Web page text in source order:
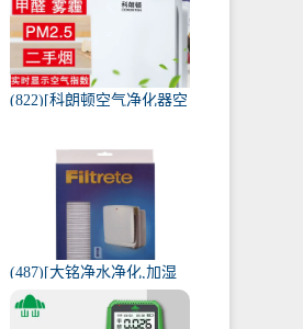
(822)[科朗顿空气净化器空
雾月销量9件仅售168元
(487)[大铭净水净化,加湿
抽湿机配件]3M菲尔萃空
气净化器静电滤网FACF月